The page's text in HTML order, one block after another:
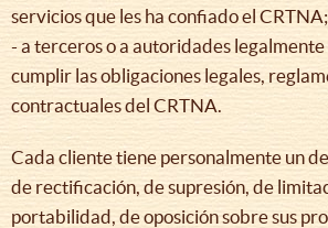
servicios que les ha confiado el CRTNA;
- a terceros o a autoridades
cumplir las obligaciones legales,
contractuales del CRTNA.
Cada cliente tiene personalmente un
de rectificación, de supresión, de
portabilidad, de oposición sobre sus